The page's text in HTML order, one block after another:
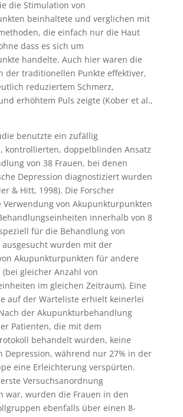
die Stimulation von
beinhaltete und verglichen mit
die einfach nur die Haut
dass es sich um
handelte. Auch hier waren die
der traditionellen Punkte effektiver,
reduziertem Schmerz,
erhöhtem Puls zeigte (Kober et al.,
benutzte ein zufällig
kontrollierten, doppelblinden Ansatz
von 38 Frauen, bei denen
Depression diagnostiziert wurden
& Hitt, 1998). Die Forscher
Verwendung von Akupunkturpunkten
innerhalb von 8
für die Behandlung von
ausgesucht wurden mit der
Akupunkturpunkten für andere
(bei gleicher Anzahl von
im gleichen Zeitraum). Eine
auf der Warteliste erhielt keinerlei
der Akupunkturbehandlung
Patienten, die mit dem
behandelt wurden, keine
Depression, während nur 27% in der
eine Erleichterung verspürten.
Versuchsanordnung
war, wurden die Frauen in den
ebenfalls über einen 8-